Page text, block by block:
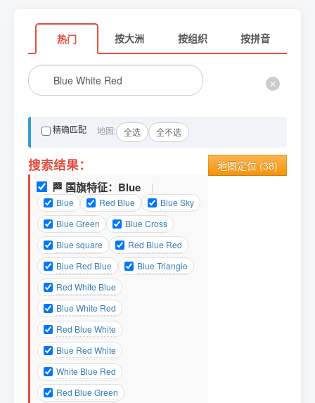
热门 按大洲 按组织 按拼音
✕
精确匹配 地图: 全选 全不选
地图定位 (38)
搜索结果：
🏁 国旗特征： Blue |
Blue Red Blue
Blue Sky
Blue Green
Blue Cross
Blue square
Red Blue Red
Blue Red Blue
Blue Triangle
Red White Blue
Blue White Red
Red Blue White
Blue Red White
White Blue Red
Red Blue Green